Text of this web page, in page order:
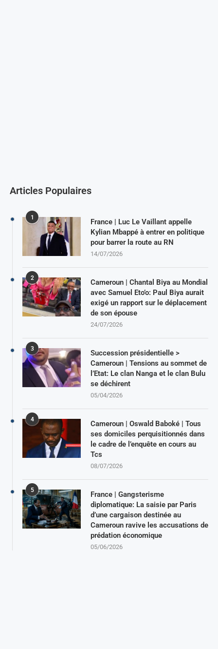
Articles Populaires
1
France | Luc Le Vaillant appelle
Kylian Mbappé à entrer en politique
pour barrer la route au RN
14/07/2026
2
Cameroun | Chantal Biya au Mondial
avec Samuel Eto’o: Paul Biya aurait
exigé un rapport sur le déplacement
de son épouse
24/07/2026
3
Succession présidentielle >
Cameroun | Tensions au sommet de
l’Etat: Le clan Nanga et le clan Bulu
se déchirent
05/04/2026
4
Cameroun | Oswald Baboké | Tous
ses domiciles perquisitionnés dans
le cadre de l’enquête en cours au
Tcs
08/07/2026
5
France | Gangsterisme
diplomatique: La saisie par Paris
d’une cargaison destinée au
Cameroun ravive les accusations de
prédation économique
05/06/2026